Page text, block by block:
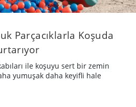
Parçacıklarla Koşuda
ile koşuyu sert bir zemin
yumuşak daha keyifli hale